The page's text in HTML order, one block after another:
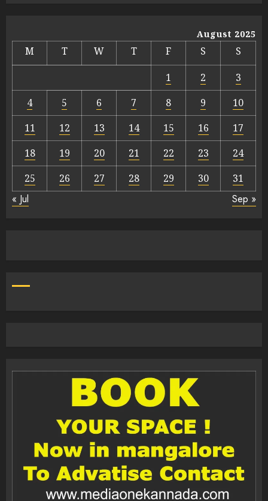
August 2025
M T W T F S
S
1
2
3
4
5 6 7 8 9
10
11
12 13 14 15 16
17
18
19 20 21 22 23
24
25
26 27 28 29 30 31
« Jul Sep »